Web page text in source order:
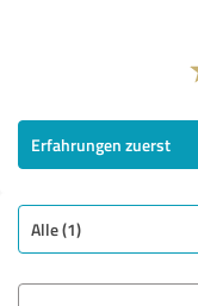
Erfahrungen zuerst
Alle (1)